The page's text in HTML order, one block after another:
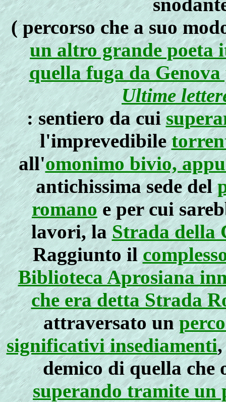
( percorso che a suo
un altro grande poeta
quella fuga da Genova
Ultime
: sentiero da cui
l'imprevedibile
all'omonimo bivio,
antichissima sede del
romanoe per cui
lavori, laStrada della
Raggiunto il
Biblioteca Aprosiana
che era detta Strada
attraversato un
significativi insediamenti
demico di quella che
superando tramite un